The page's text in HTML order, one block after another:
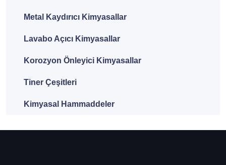
Metal Kaydırıcı Kimyasallar
Lavabo Açıcı Kimyasallar
Korozyon Önleyici Kimyasallar
Tiner Çeşitleri
Kimyasal Hammaddeler